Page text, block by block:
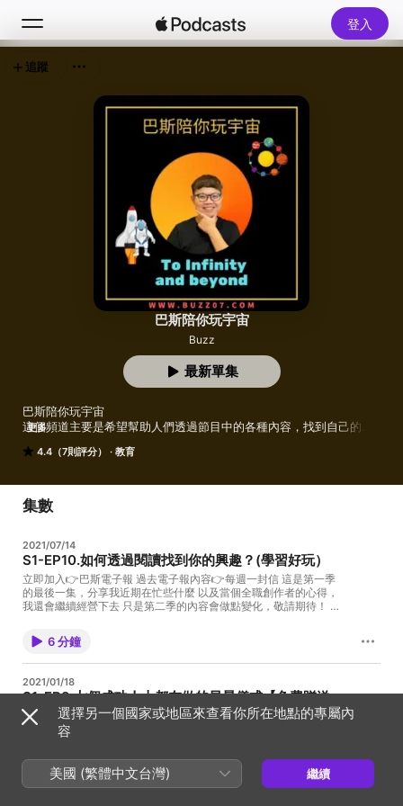
登入
巴斯陪你玩宇宙
Buzz
4.4（7則評分） 教育
巴斯陪你玩宇宙
這個頻道主要是希望幫助人們透過節目中的各種內容，找到自己的興
更多
最新單集
追蹤
集數
2021/07/14
S1-EP10.如何透過閱讀找到你的興趣？(學習好玩）
立即加入👉巴斯電子報 過去電子報內容👉每週一封信 這是第一季
的最後一集，分享我近期在忙些什麼 以及當個全職創作者的心得，
我還會繼續經營下去 只是第二季的內容會做點變化，敬請期待！ 文
作聯繫：bbbuzzj4@gmail.com
6 分鐘
2021/01/18
S1-EP9.七個成功人士都在做的早晨儀式【免費贈送
行動筆記下載】(學習好玩）
📌行動筆記下載連結：http://bit.ly/morningbuzz07 在這個影片中
步，記得一定要看到最後喔！ 我還會提供給你我做的行動筆記讓你
下載回去 幫助你來規劃每一天並且記錄下來 如果你也想要擁有好
的習慣，看完這個影片後 跟著執行持續行動一定就會有所改變！
8 分鐘
選擇另一個國家或地區來查看你所在地點的專屬內
容
美國 (繁體中文台灣) 繼續